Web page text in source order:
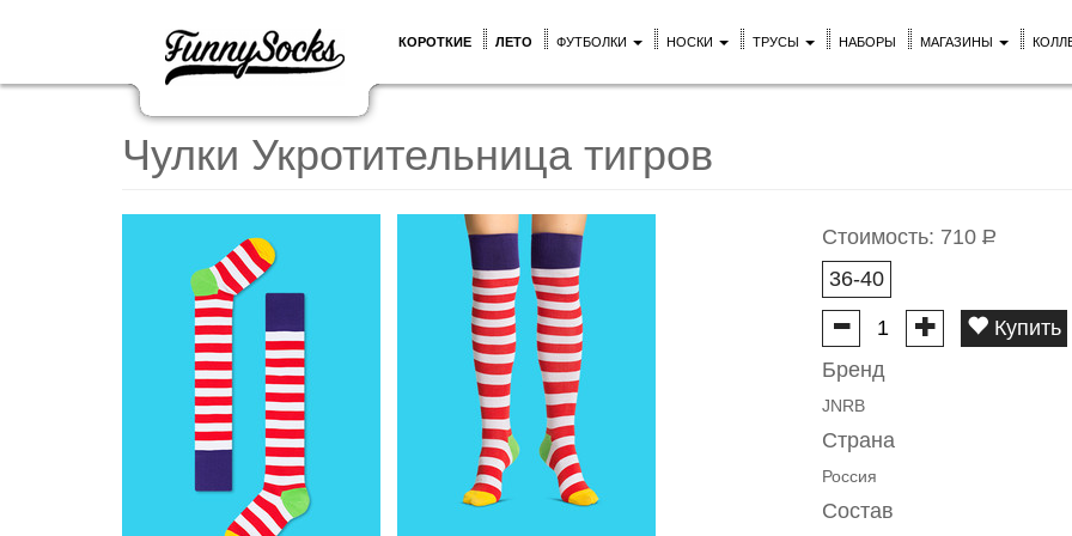
КОРОТКИЕ ЛЕТО ФУТБОЛКИ НОСКИ ТРУСЫ НАБОРЫ МАГАЗИНЫ
Чулки Укротительница тигров
Стоимость: 710 Р
36-40
Купить
Бренд
JNRB
Страна
Россия
Состав